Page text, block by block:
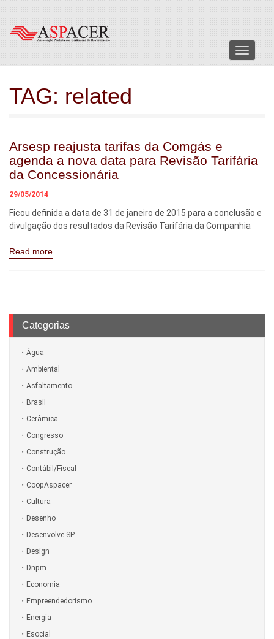
Menu
TAG: related
Arsesp reajusta tarifas da Comgás e
agenda a nova data para Revisão Tarifária
da Concessionária
29/05/2014
Ficou definida a data de 31 de janeiro de 2015 para a conclusão e
divulgação dos resultados da Revisão Tarifária da Companhia
Read more
Categorias
Água
Ambiental
Asfaltamento
Brasil
Cerâmica
Congresso
Construção
Contábil/Fiscal
CoopAspacer
Cultura
Desenho
Desenvolve SP
Design
Dnpm
Economia
Empreendedorismo
Energia
Esocial